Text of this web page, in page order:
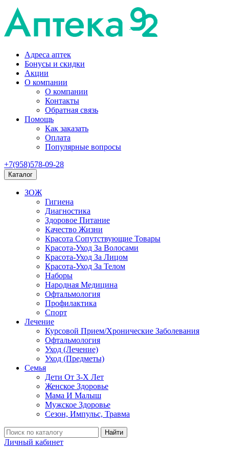
Адреса аптек
Бонусы и скидки
Акции
О компании
О компании
Контакты
Обратная связь
Помощь
Как заказать
Оплата
Популярные вопросы
+7(958)578-09-28
Каталог
ЗОЖ
Гигиена
Диагностика
Здоровое Питание
Качество Жизни
Красота Сопутствующие Товары
Красота-Уход За Волосами
Красота-Уход За Лицом
Красота-Уход За Телом
Наборы
Народная Медицина
Офтальмология
Профилактика
Спорт
Лечение
Курсовой Прием/Хронические Заболевания
Офтальмология
Уход (Лечение)
Уход (Предметы)
Семья
Дети От 3-Х Лет
Женское Здоровье
Мама И Малыш
Мужское Здоровье
Сезон, Импульс, Травма
Найти
Личный кабинет